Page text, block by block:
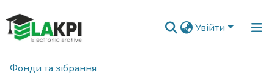
Увійти
Фонди та зібрання
Головна Переглянути за автором